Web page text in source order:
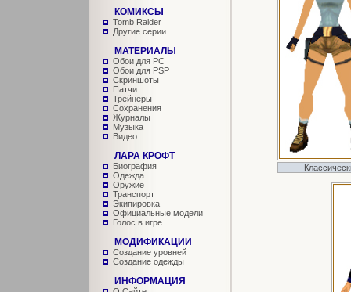
КОМИКСЫ
Tomb Raider
Другие серии
МАТЕРИАЛЫ
Обои для PC
Обои для PSP
Скриншоты
Патчи
Трейнеры
Сохранения
Журналы
Музыка
Видео
ЛАРА КРОФТ
Биография
Одежда
Оружие
Транспорт
Экипировка
Официальные модели
Голос в игре
МОДИФИКАЦИИ
Создание уровней
Создание одежды
ИНФОРМАЦИЯ